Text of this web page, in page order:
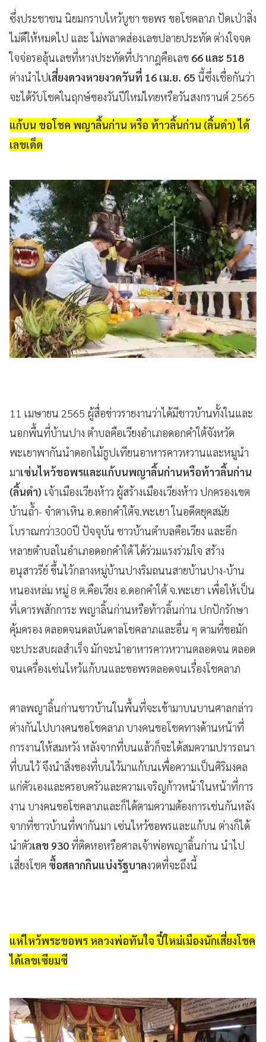
ซึ่งประชาชน นิยมกราบไหว้บูชา ขอพร ขอโชคลาภ ปัดเป่าสิ่ง
ไม่ดีให้หมดไป และ ไม่พลาดส่องเลขปลายประทัด ต่างใจจด
ใจจ่อรอลุ้นเลขที่หางประทัดที่ปรากฎคือเลข 66 และ 518
ต่างนำไปเสี่ยงดวงหวยงวดวันที่ 16 เม.ย. 65 นี้ซึ่งเชื่อกันว่า
จะได้รับโชคในฤกษ์ของวันปีใหม่ไทยหรือวันสงกรานต์ 2565
แก้บน ขอโชค พญาลิ้นก่าน หรือ ท้าวลิ้นก่าน (ลิ้นดำ) ได้
เลขเด็ด
11 เมษายน 2565 ผู้สื่อข่าวรายงานว่าได้มีชาวบ้านทั้งในและ
นอกพื้นที่บ้านปาง ตำบลคือเวียงอำเภอดอกคำใต้จังหวัด
พะเยาพากันนำดอกไม้ธูปเทียนอาหารคาวหวานและหมูนำ
มาเซ่นไหว้ขอพรและแก้บนพญาลิ้นก่านหรือท้าวลิ้นก่าน
(ลิ้นดำ) เจ้าเมืองเวียงห้าว ผู้สร้างเมืองเวียงห้าว ปกครองเขต
บ้านถ้ำ- จำตาเหิน อ.ดอกคำใต้จ.พะเยา ในอดีตยุคสมัย
โบราณกว่า300ปี ปัจจุบัน ชาวบ้านตำบลคือเวียง และอีก
หลายตำบลในอำเภอดอกคำใต้ ได้ร่วมแรงร่วมใจ สร้าง
อนุสาวรีย์ ขึ้นไว้กลางหมู่บ้านปางริมถนนสายบ้านปาง-บ้าน
หนองหล่ม หมู่ 8 ต.คือเวียง อ.ดอกคำใต้ จ.พะเยา เพื่อให้เป็น
ที่เคารพสักการะ พญาลิ้นก่านหรือท้าวลิ้นก่าน ปกปักรักษา
คุ้มครอง ตลอดจนดลบันดาลโชคลาภและอื่น ๆ ตามที่ขอมัก
จะประสบผลสำเร็จ มักจะนำอาหารคาวหวานตลอดจน ตลอด
จนเครื่องเซ่นไหว้แก้บนและขอพรตลอดจนเรื่องโชคลาภ
ศาลพญาลิ้นก่านชาวบ้านในพื้นที่จะเข้ามาบนบานศาลกล่าว
ต่างกันไปบางคนขอโชคลาภ บางคนขอโชคทางด้านหน้าที่
การงานให้สมหวัง หลังจากที่บนแล้วก็จะได้สมความปรารถนา
ที่บนไว้ จึงนำสิ่งของที่บนไว้มาแก้บนเพื่อความเป็นศิริมงคล
แก่ตัวเองและครอบครัวและความเจริญก้าวหน้าในหน้าที่การ
งาน บางคนขอโชคลาภและก็ได้ตามความต้องการเช่นกันหลัง
จากที่ชาวบ้านที่พากันมา เซ่นไหว้ขอพรและแก้บน ต่างก็ได้
นำตัวเลข 930ที่ติดหอหรือศาลเจ้าพ่อพญาลิ้นก่าน นำไป
เสี่ยงโชค ซื้อสลากกินแบ่งรัฐบาลงวดที่จะถึงนี้
แห่ไหว้พระขอพร หลวงพ่อทันใจ ปี๋ใหม่เมืองนักเสี่ยงโชค
ได้เลขเซียมซี